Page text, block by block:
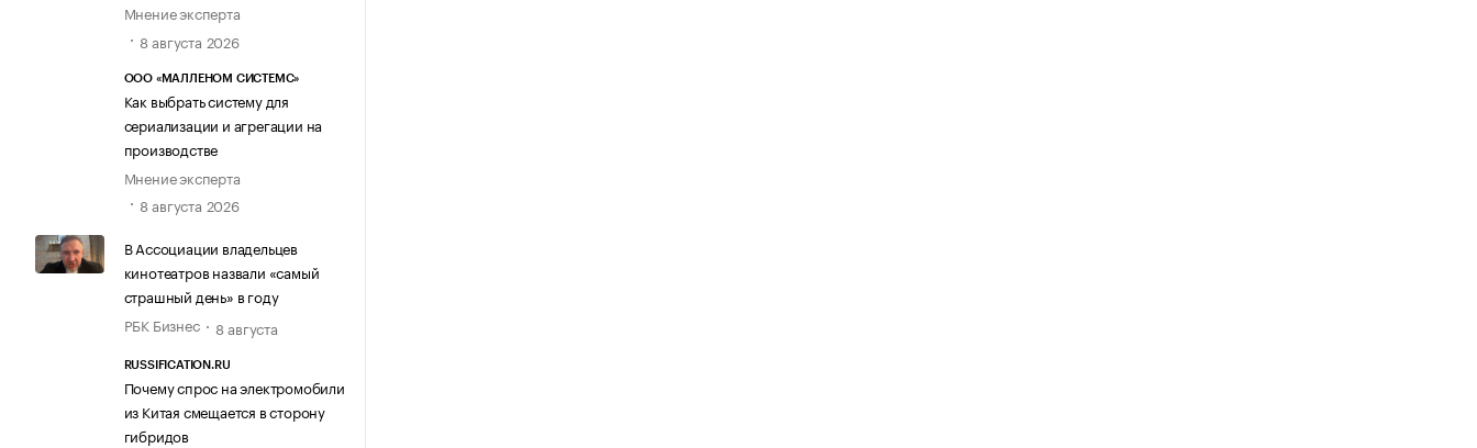
Мнение эксперта
8 августа 2026
ООО «МАЛЛЕНОМ СИСТЕМС»
Как выбрать систему для
сериализации и агрегации на
производстве
Мнение эксперта
8 августа 2026
В Ассоциации владельцев
кинотеатров назвали «самый
страшный день» в году
РБК Бизнес
8 августа
RUSSIFICATION.RU
Почему спрос на электромобили
из Китая смещается в сторону
гибридов